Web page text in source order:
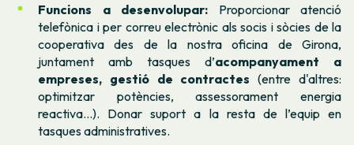
Funcions a desenvolupar: Proporcionar atenció
telefònica i per correu electrònic als socis i sòcies de la
cooperativa des de la nostra oficina de Girona,
juntament amb tasques d’acompanyament a
empreses, gestió de contractes (entre d'altres:
optimitzar potències, assessorament energia
reactiva...). Donar suport a la resta de l’equip en
tasques administratives.